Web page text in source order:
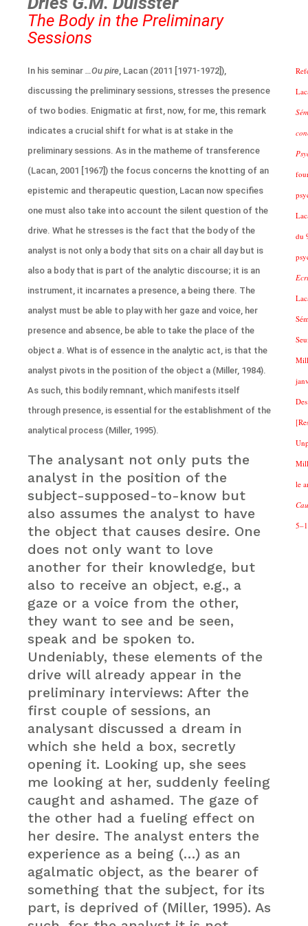
The Body in the Preliminary
Sessions
In his seminar…Ou pire, Lacan (2011 [1971-1972]),
discussing the preliminary sessions, stresses the presence
of two bodies. Enigmatic at first, now, for me, this remark
indicates a crucial shift for what is at stake in the
preliminary sessions. As in the matheme of transference
(Lacan, 2001 [1967]) the focus concerns the knotting of an
epistemic and therapeutic question, Lacan now specifies
one must also take into account the silent question of the
drive. What he stresses is the fact that the body of the
analyst is not only a body that sits on a chair all day but is
also a body that is part of the analytic discourse; it is an
instrument, it incarnates a presence, a being there. The
analyst must be able to play with her gaze and voice, her
presence and absence, be able to take the place of the
objecta. What is of essence in the analytic act, is that the
analyst pivots in the position of the object a (Miller, 1984).
As such, this bodily remnant, which manifests itself
through presence, is essential for the establishment of the
analytical process (Miller, 1995).
The analysant not only puts the
analyst in the position of the
subject-supposed-to-know but
also assumes the analyst to have
the object that causes desire. One
does not only want to love
another for their knowledge, but
also to receive an object, e.g., a
gaze or a voice from the other,
they want to see and be seen,
speak and be spoken to.
Undeniably, these elements of the
drive will already appear in the
preliminary interviews: After the
first couple of sessions, an
analysant discussed a dream in
which she held a box, secretly
opening it. Looking up, she sees
me looking at her, suddenly feeling
caught and ashamed. The gaze of
the other had a fueling effect on
her desire. The analyst enters the
experience as a being (…) as an
agalmatic object, as the bearer of
something that the subject, for its
part, is deprived of (Miller, 1995). As
du
le